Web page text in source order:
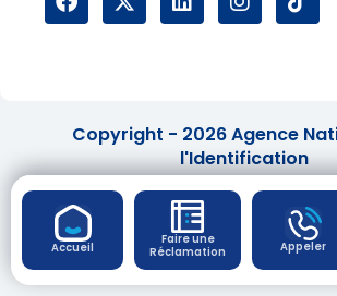
Accueil
Faire une
Réclamation
Appeler
Copyright - 2026 Agence
l'Identification